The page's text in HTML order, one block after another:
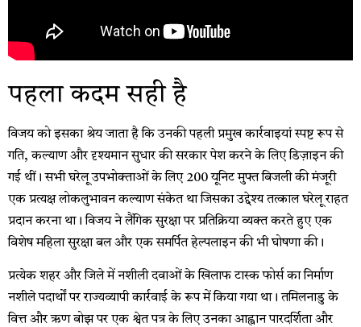
पहला कदम सही है
विजय को इसका श्रेय जाता है कि उनकी पहली प्रमुख कार्रवाइयां स्पष्ट रूप से
गति, कल्याण और दृश्यमान सुधार की सरकार पेश करने के लिए डिज़ाइन की
गई थीं। सभी घरेलू उपभोक्ताओं के लिए 200 यूनिट मुफ्त बिजली की मंजूरी
एक प्रत्यक्ष लोकलुभावन कल्याण संकेत था जिसका उद्देश्य तत्काल घरेलू राहत
प्रदान करना था। विजय ने लैंगिक सुरक्षा पर प्रतिक्रिया व्यक्त करते हुए एक
विशेष महिला सुरक्षा बल और एक समर्पित हेल्पलाइन की भी घोषणा की।
प्रत्येक शहर और जिले में नशीली दवाओं के खिलाफ टास्क फोर्स का निर्माण
नशीले पदार्थों पर राज्यव्यापी कार्रवाई के रूप में किया गया था। तमिलनाडु के
वित्त और ऋण बोझ पर एक श्वेत पत्र के लिए उनका आह्वान पारदर्शिता और